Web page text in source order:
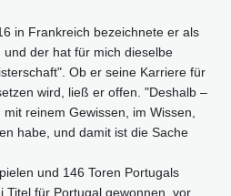
in Frankreich bezeichnete er als
der hat für mich dieselbe
Ob er seine Karriere für
wird, ließ er offen. "Deshalb –
reinem Gewissen, im Wissen,
habe, und damit ist die Sache
und 146 Toren Portugals
Titel für Portugal gewonnen, vor